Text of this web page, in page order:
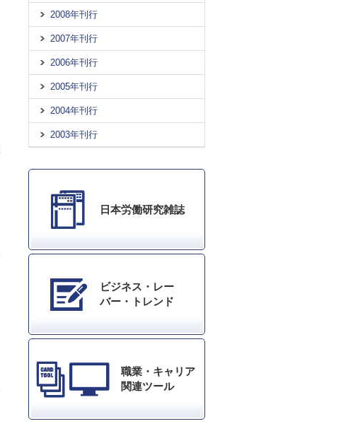
2008年刊行
2007年刊行
2006年刊行
2005年刊行
2004年刊行
2003年刊行
日本労働研究雑誌
ビジネス・レー
バー・トレンド
職業・キャリア
関連ツール